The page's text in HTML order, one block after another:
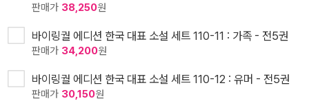
판매가 38,250원
바이링궐 에디션 한국 대표 소설 세트 110-11 : 가족 - 전5권
판매가 34,200원
바이링궐 에디션 한국 대표 소설 세트 110-12 : 유머 - 전5권
판매가 30,150원